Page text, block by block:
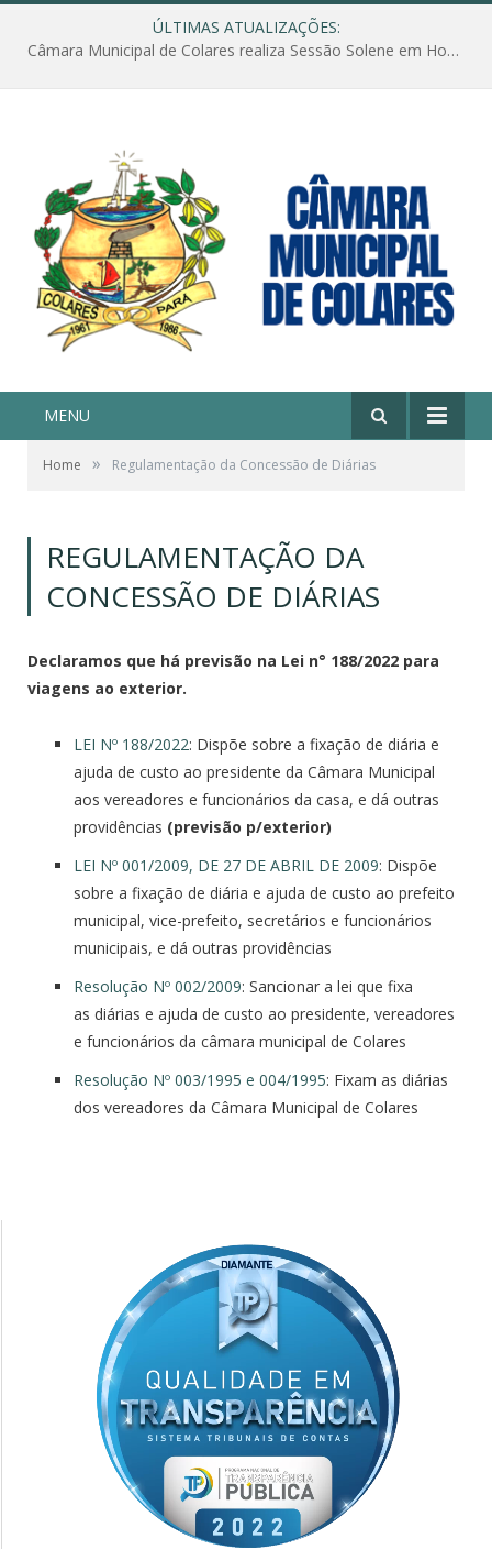
ÚLTIMAS ATUALIZAÇÕES:
Câmara Municipal de Colares realiza Sessão Solene em Homenagem ao Dia das Mães
MENU
Home » Regulamentação da Concessão de Diárias
REGULAMENTAÇÃO DA
CONCESSÃO DE DIÁRIAS
Declaramos que há previsão na Lei n° 188/2022 para
viagens ao exterior.
LEI Nº 188/2022: Dispõe sobre a fixação de diária e
ajuda de custo ao presidente da Câmara Municipal
aos vereadores e funcionários da casa, e dá outras
providências (previsão p/exterior)
LEI Nº 001/2009, DE 27 DE ABRIL DE 2009: Dispõe
sobre a fixação de diária e ajuda de custo ao prefeito
municipal, vice-prefeito, secretários e funcionários
municipais, e dá outras providências
Resolução Nº 002/2009: Sancionar a lei que fixa
as diárias e ajuda de custo ao presidente, vereadores
e funcionários da câmara municipal de Colares
Resolução Nº 003/1995 e 004/1995: Fixam as diárias
dos vereadores da Câmara Municipal de Colares